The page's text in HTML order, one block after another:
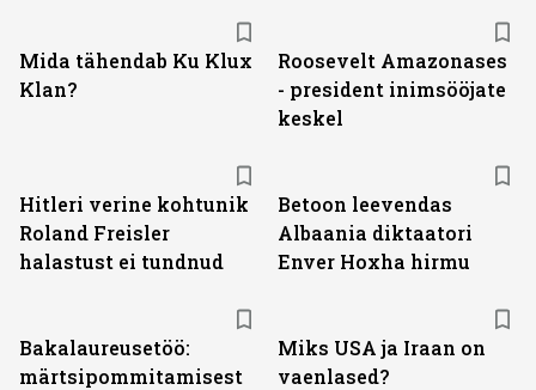
Mida tähendab Ku Klux
Klan?
Roosevelt Amazonases
- president inimsööjate
keskel
Hitleri verine kohtunik
Roland Freisler
halastust ei tundnud
Betoon leevendas
Albaania diktaatori
Enver Hoxha hirmu
Bakalaureusetöö:
märtsipommitamisest
Miks USA ja Iraan on
vaenlased?